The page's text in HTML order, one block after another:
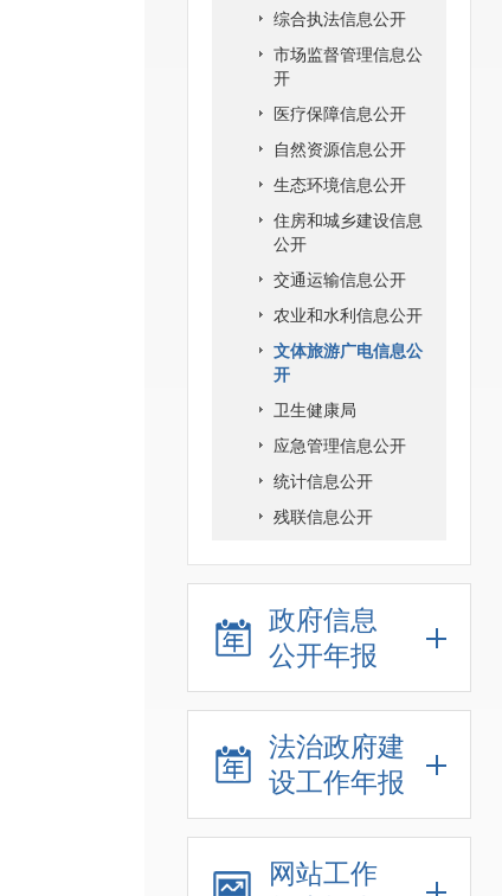
综合执法信息公开
市场监督管理信息公
开
医疗保障信息公开
自然资源信息公开
生态环境信息公开
住房和城乡建设信息
公开
交通运输信息公开
农业和水利信息公开
文体旅游广电信息公
开
卫生健康局
应急管理信息公开
统计信息公开
残联信息公开
政府信息
公开年报
法治政府建
设工作年报
网站工作